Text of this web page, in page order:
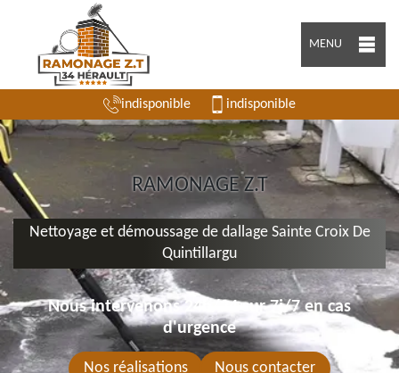
MENU
indisponible indisponible
RAMONAGE Z.T
Nettoyage et démoussage de dallage Sainte Croix De
Quintillargu
Nous intervenons 24h/24 sur 7j/7 en cas
d'urgence
Nos réalisations Nous contacter